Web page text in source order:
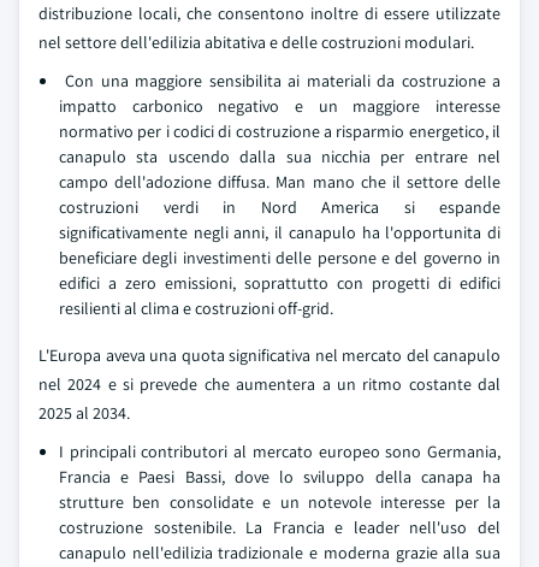
distribuzione locali, che consentono inoltre di essere utilizzate
nel settore dell'edilizia abitativa e delle costruzioni modulari.
Con una maggiore sensibilita ai materiali da costruzione a
impatto carbonico negativo e un maggiore interesse
normativo per i codici di costruzione a risparmio energetico, il
canapulo sta uscendo dalla sua nicchia per entrare nel
campo dell'adozione diffusa. Man mano che il settore delle
costruzioni verdi in Nord America si espande
significativamente negli anni, il canapulo ha l'opportunita di
beneficiare degli investimenti delle persone e del governo in
edifici a zero emissioni, soprattutto con progetti di edifici
resilienti al clima e costruzioni off-grid.
L'Europa aveva una quota significativa nel mercato del canapulo
nel 2024 e si prevede che aumentera a un ritmo costante dal
2025 al 2034.
I principali contributori al mercato europeo sono Germania,
Francia e Paesi Bassi, dove lo sviluppo della canapa ha
strutture ben consolidate e un notevole interesse per la
costruzione sostenibile. La Francia e leader nell'uso del
canapulo nell'edilizia tradizionale e moderna grazie alla sua